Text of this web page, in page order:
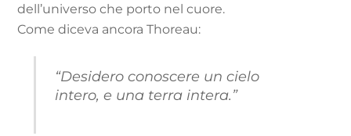
dell’universo che porto nel cuore.
Come diceva ancora Thoreau:
“Desidero conoscere un cielo
intero, e una terra intera.”